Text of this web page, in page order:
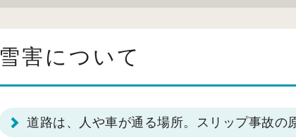
雪害について
道路は、人や車が通る場所。スリップ事故の